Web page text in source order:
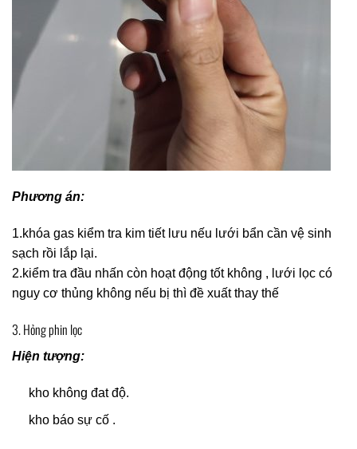
Phương án:
1.khóa gas kiểm tra kim tiết lưu nếu lưới bẩn cần vệ sinh
sạch rồi lắp lại.
2.kiểm tra đầu nhấn còn hoạt động tốt không , lưới lọc có
nguy cơ thủng không nếu bị thì đề xuất thay thế
3. Hỏng phin lọc
Hiện tượng:
kho không đat độ.
kho báo sự cố .